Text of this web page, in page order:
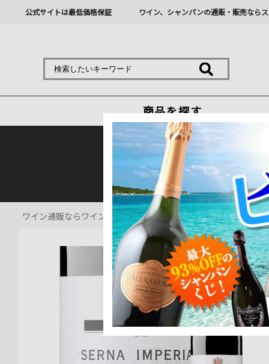
公式サイトは最低価格保証 ワイン、シャンパンの通販・販売なら
商品を探す
熊本地震の影響により
ワイン通販ならワインショップソムリエ > 赤ワイン通販 > セル